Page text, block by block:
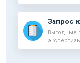
Запрос
Выгодные